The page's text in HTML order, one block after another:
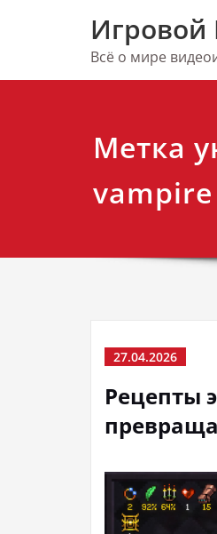
Игровой
Всё о мире
Метка
27.04.2026
Рецепты